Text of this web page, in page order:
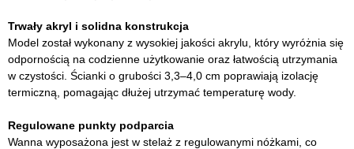
Trwały akryl i solidna konstrukcja
Model został wykonany z wysokiej jakości akrylu, który wyróżnia się
odpornością na codzienne użytkowanie oraz łatwością utrzymania
w czystości. Ścianki o grubości 3,3–4,0 cm poprawiają izolację
termiczną, pomagając dłużej utrzymać temperaturę wody.
Regulowane punkty podparcia
Wanna wyposażona jest w stelaż z regulowanymi nóżkami, co